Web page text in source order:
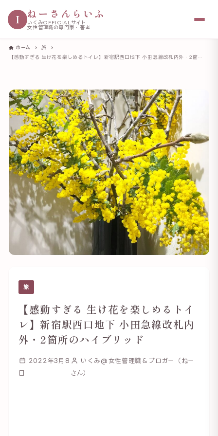
I ねーさんらいふ
いくみOFFICIALサイト
女性管理職の専門家・著者
ホーム
旅
【感動すぎる 生け花を楽しめるトイレ】新宿駅西口地下 小田急線改札内外・2箇所のハイブリッド
旅
【感動すぎる 生け花を楽しめるトイ
レ】新宿駅西口地下 小田急線改札内
外・2箇所のハイブリッド
2022年3月8
日
いくみ@女性管理職＆ブロガー（ねー
さん）